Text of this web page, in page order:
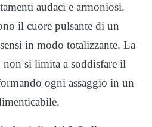
audaci e armoniosi.
il cuore pulsante di un
in modo totalizzante. La
si limita a soddisfare il
ogni assaggio in un